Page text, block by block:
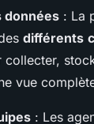
données : La
différents
collecter,
vue
: Les